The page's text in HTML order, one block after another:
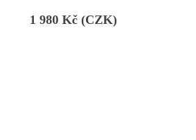
1 980 Kč (CZK)